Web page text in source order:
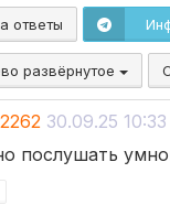
ответы
развёрнутое
2262 30.09.25 10:33
послушать